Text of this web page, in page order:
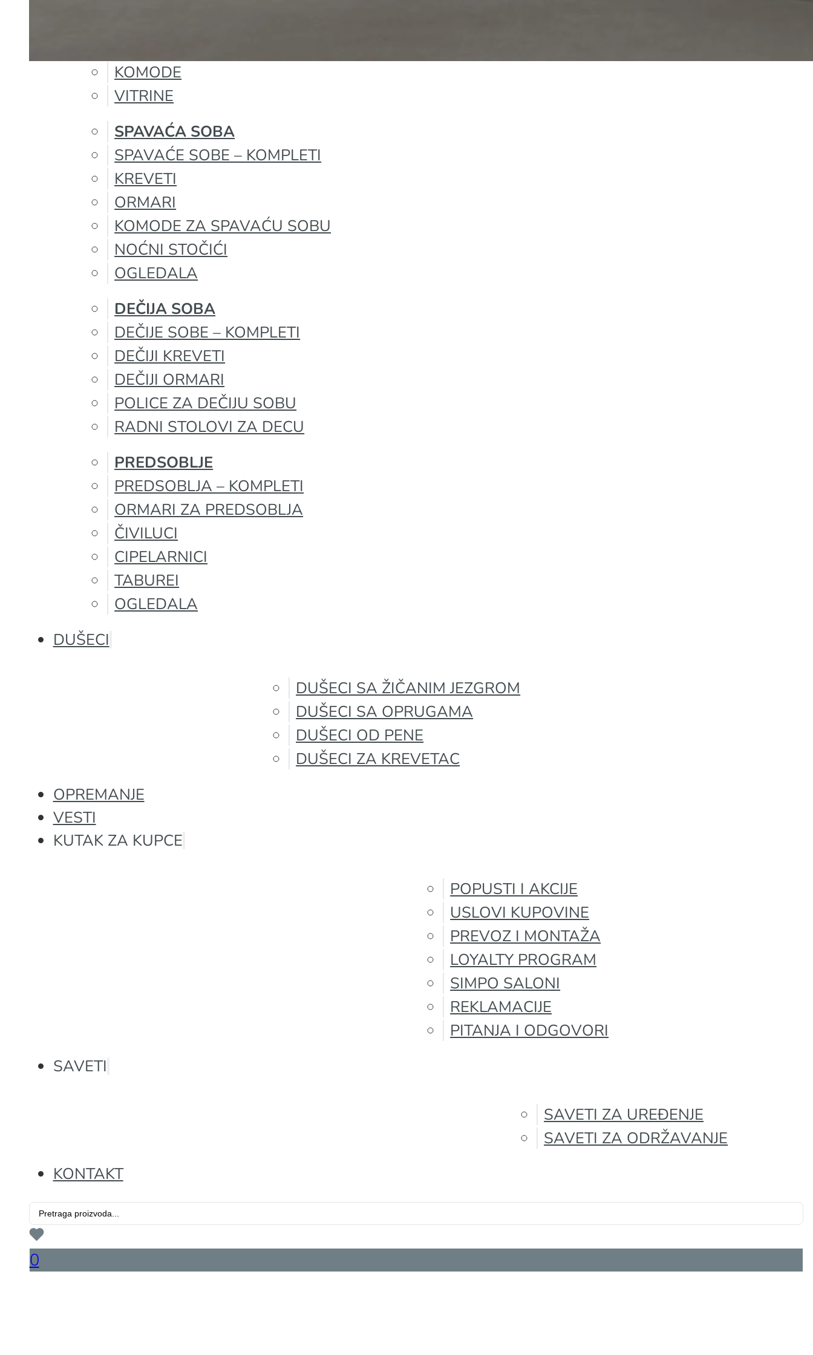
KOMODE
VITRINE
SPAVAĆA SOBA
SPAVAĆE SOBE – KOMPLETI
KREVETI
ORMARI
KOMODE ZA SPAVAĆU SOBU
NOĆNI STOČIĆI
OGLEDALA
DEČIJA SOBA
DEČIJE SOBE – KOMPLETI
DEČIJI KREVETI
DEČIJI ORMARI
POLICE ZA DEČIJU SOBU
RADNI STOLOVI ZA DECU
PREDSOBLJE
PREDSOBLJA – KOMPLETI
ORMARI ZA PREDSOBLJA
ČIVILUCI
CIPELARNICI
TABUREI
OGLEDALA
DUŠECI
DUŠECI SA ŽIČANIM JEZGROM
DUŠECI SA OPRUGAMA
DUŠECI OD PENE
DUŠECI ZA KREVETAC
OPREMANJE
VESTI
KUTAK ZA KUPCE
POPUSTI I AKCIJE
USLOVI KUPOVINE
PREVOZ I MONTAŽA
LOYALTY PROGRAM
SIMPO SALONI
REKLAMACIJE
PITANJA I ODGOVORI
SAVETI
SAVETI ZA UREĐENJE
SAVETI ZA ODRŽAVANJE
KONTAKT
Search
...
0